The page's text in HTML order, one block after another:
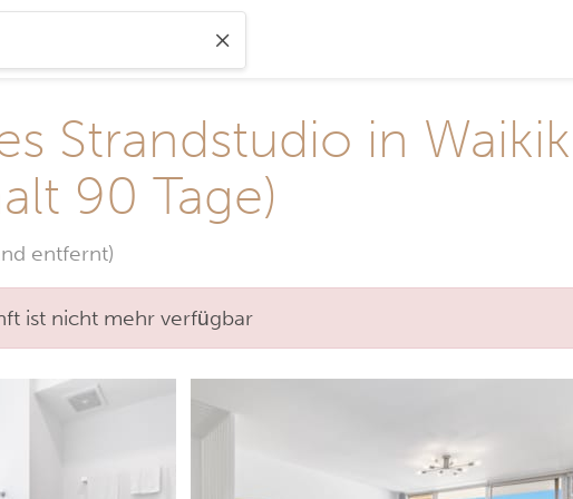
Strandstudio in
90 Tage)
entfernt)
ist nicht mehr verfügbar